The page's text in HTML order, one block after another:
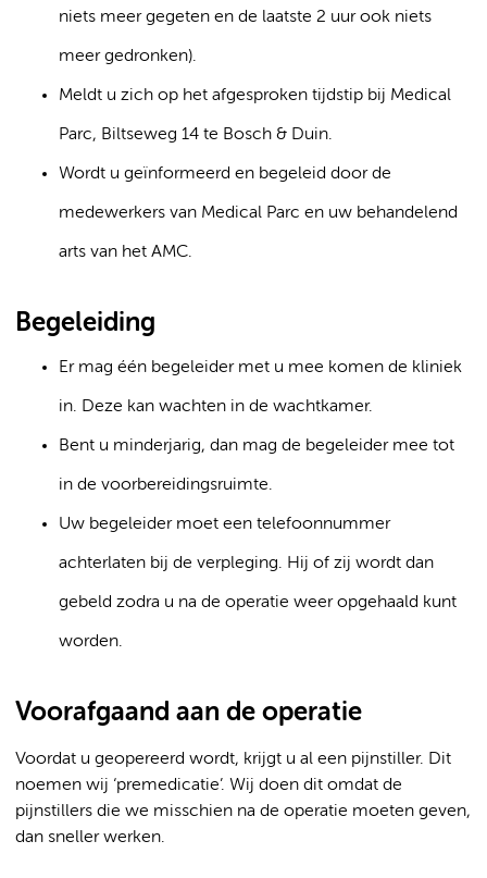
niets meer gegeten en de laatste 2 uur ook niets
meer gedronken).
Meldt u zich op het afgesproken tijdstip bij Medical
Parc, Biltseweg 14 te Bosch & Duin.
Wordt u geïnformeerd en begeleid door de
medewerkers van Medical Parc en uw behandelend
arts van het AMC.
Begeleiding
Er mag één begeleider met u mee komen de kliniek
in. Deze kan wachten in de wachtkamer.
Bent u minderjarig, dan mag de begeleider mee tot
in de voorbereidingsruimte.
Uw begeleider moet een telefoonnummer
achterlaten bij de verpleging. Hij of zij wordt dan
gebeld zodra u na de operatie weer opgehaald kunt
worden.
Voorafgaand aan de operatie
Voordat u geopereerd wordt, krijgt u al een pijnstiller. Dit
noemen wij ‘premedicatie’. Wij doen dit omdat de
pijnstillers die we misschien na de operatie moeten geven,
dan sneller werken.